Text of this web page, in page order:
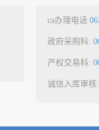
ca办理电话
政府采购科:
产权交易科:
诚信入库审